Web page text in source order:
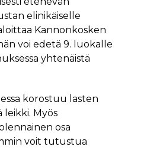
elinikäiselle
Kannonkosken
voi edetä 9. luokalle
yhtenäistä
korostuu lasten
leikki. Myös
osa
voit tutustua